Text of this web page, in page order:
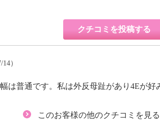
クチコミを投稿する
）
は普通です。私は外反母趾があり4Eが好
このお客様の他のクチコミを見る